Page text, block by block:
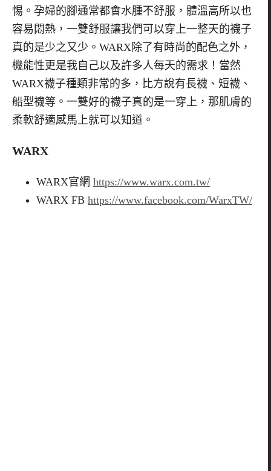
惕。孕婦的腳通常都會水腫不舒服，體溫高所以也
容易悶熱，一雙舒服讓我們可以穿上一整天的襪子
真的是少之又少。 WARX除了有時尚的配色之外，
機能性更是我自己以及許多人每天的需求！當然
WARX襪子種類非常的多，比方說有長襪、短襪、
船型襪等。一雙好的襪子真的是一穿上，那肌膚的
柔軟舒適感馬上就可以知道。
WARX
WARX官網 https://www.warx.com.tw/
WARX FB https://www.facebook.com/WarxTW/